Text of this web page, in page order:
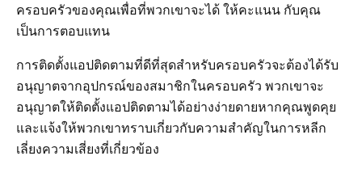
ครอบครัวของคุณเพื่อที่พวกเขาจะได้ ให้คะแนน กับคุณ
เป็นการตอบแทน
การติดตั้งแอปติดตามที่ดีที่สุดสำหรับครอบครัวจะต้องได้รับ
อนุญาตจากอุปกรณ์ของสมาชิกในครอบครัว พวกเขาจะ
อนุญาตให้ติดตั้งแอปติดตามได้อย่างง่ายดายหากคุณพูดคุย
และแจ้งให้พวกเขาทราบเกี่ยวกับความสำคัญในการหลีก
เลี่ยงความเสี่ยงที่เกี่ยวข้อง